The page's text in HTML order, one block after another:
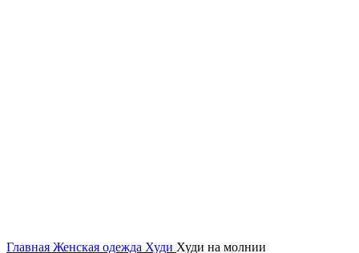
Главная Женская одежда Худи Худи на молнии